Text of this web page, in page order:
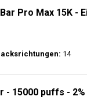
Pro Max 15K -
14
- 15000 puffs -